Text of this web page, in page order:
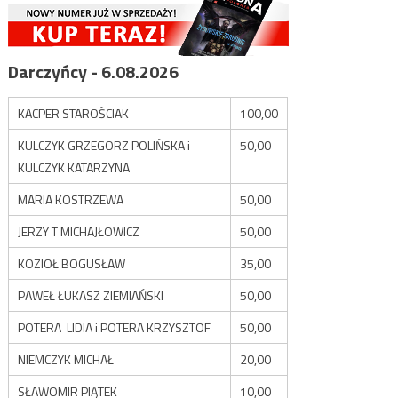
Darczyńcy - 6.08.2026
KACPER STAROŚCIAK
100,00
KULCZYK GRZEGORZ POLIŃSKA i
KULCZYK KATARZYNA
50,00
MARIA KOSTRZEWA
50,00
JERZY T MICHAJŁOWICZ
50,00
KOZIOŁ BOGUSŁAW
35,00
PAWEŁ ŁUKASZ ZIEMIAŃSKI
50,00
POTERA LIDIA i POTERA KRZYSZTOF
50,00
NIEMCZYK MICHAŁ
20,00
SŁAWOMIR PIĄTEK
10,00